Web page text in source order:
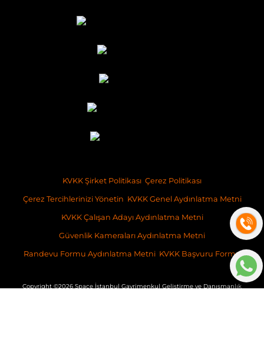
KVKK Şirket Politikası Çerez Politikası
Çerez Tercihlerinizi Yönetin KVKK Genel Aydınlatma Metni
KVKK Çalışan Adayı Aydınlatma Metni
Güvenlik Kameraları Aydınlatma Metni
Randevu Formu Aydınlatma Metni KVKK Başvuru Formu
Copyright ©2026 Space İstanbul Gayrimenkul Geliştirme ve Danışmanlık